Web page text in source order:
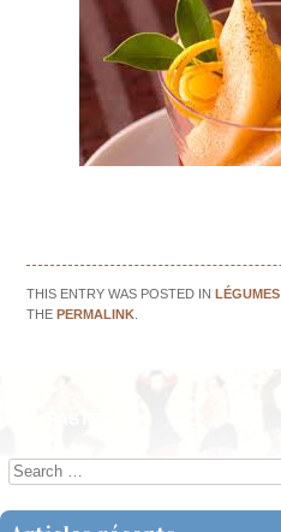
THIS ENTRY WAS POSTED INLÉGUMES
THEPERMALINK
Post navigation
Search